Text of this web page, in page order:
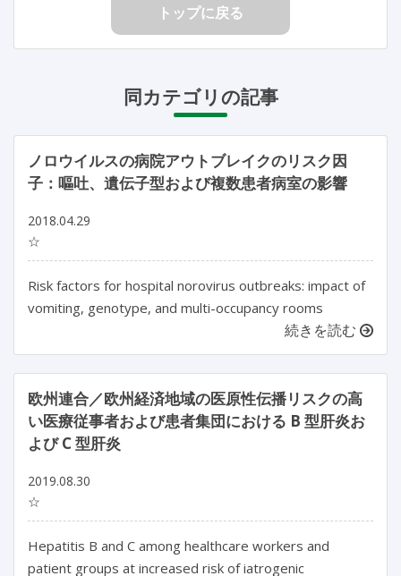
トップに戻る
同カテゴリの記事
ノロウイルスの病院アウトブレイクのリスク因
子：嘔吐、遺伝子型および複数患者病室の影響
2018.04.29
☆
Risk factors for hospital norovirus outbreaks: impact of
vomiting, genotype, and multi-occupancy rooms
続きを読む
欧州連合／欧州経済地域の医原性伝播リスクの高
い医療従事者および患者集団における B 型肝炎お
よび C 型肝炎
2019.08.30
☆
Hepatitis B and C among healthcare workers and
patient groups at increased risk of iatrogenic